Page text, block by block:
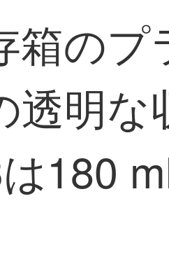
箱の
明な
180